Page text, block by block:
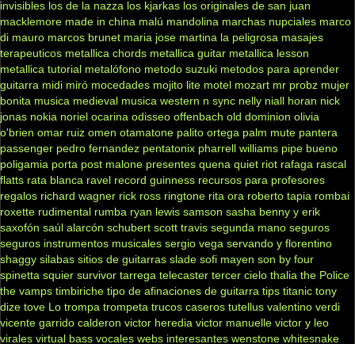
invisibles los de la nazza los kjarkas los originales de san juan
macklemore made in china malú mandolina marchas nupciales marco
di mauro marcos brunet maria jose martina la peligrosa masajes
terapeuticos metallica chords metallica guitar metallica lesson
metallica tutorial metalófono metodo suzuki metodos para aprender
guitarra midi miró mocedades mojito lite motel mozart mr probz mujer
bonita musica medieval musica western n sync nelly niall horan nick
jonas nokia noriel ocarina odisseo offenbach old dominion olivia
o'brien omar ruiz omen otamatone palito ortega palm mute pantera
passenger pedro fernandez pentatonix pharrell williams pipe bueno
poligamia porta post malone presentes quena quiet riot rafaga rascal
flatts rata blanca ravel record guinness recursos para profesores
regalos richard wagner rick ross ringtone rita ora roberto tapia rombai
roxette rudimental rumba ryan lewis samson sasha benny y erik
saxofón saúl alarcón schubert scott travis segunda mano seguros
seguros instrumentos musicales sergio vega servando y florentino
shaggy silabas sitios de guitarras slade sofi mayen son by four
spinetta squier survivor tarrega telecaster tercer cielo thalia the Police
the vamps timbiriche tipo de afinaciones de guitarra tips titanic tony
dize tove Lo trompa trompeta trucos caseros tutellus valentino verdi
vicente garrido calderon victor heredia victor manuelle victor y leo
virales virtual bass vocales webs interesantes wenstone whitesnake